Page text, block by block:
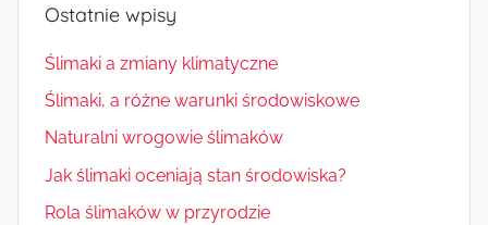
Ostatnie wpisy
Ślimaki a zmiany klimatyczne
Ślimaki, a różne warunki środowiskowe
Naturalni wrogowie ślimaków
Jak ślimaki oceniają stan środowiska?
Rola ślimaków w przyrodzie